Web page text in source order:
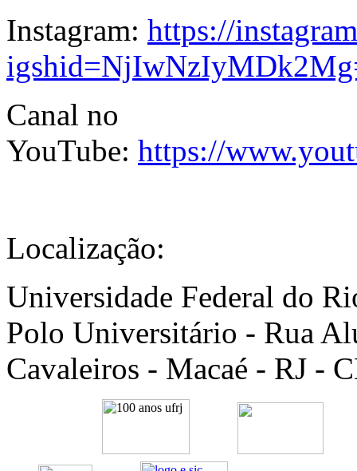
Instagram: https://
Canal no
YouTube: https://
Localização:
Universidade Federal do
Polo Universitário - Rua
Cavaleiros - Macaé - RJ -